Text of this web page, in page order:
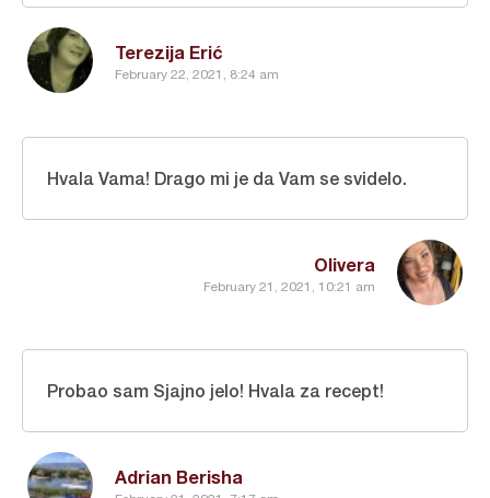
Terezija Erić
February 22, 2021, 8:24 am
Olivera
February 21, 2021, 10:21 am
Hvala Vama! Drago mi je da Vam se svidelo.
Adrian Berisha
Probao sam Sjajno jelo! Hvala za recept!